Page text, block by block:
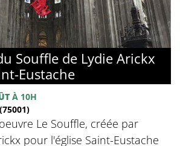
Souffle de Lydie Arickx
Eustache
À 10H
Le Souffle, créée par
pour l'église Saint-Eustache